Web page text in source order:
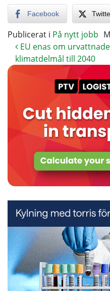
Facebook
Publicerat i På nytt jobb
EU enas om urvattnade
klimatdelmål till 2040